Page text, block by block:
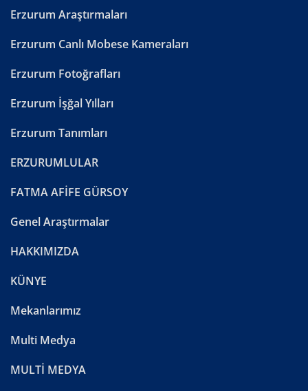
Erzurum Araştırmaları
Erzurum Canlı Mobese Kameraları
Erzurum Fotoğrafları
Erzurum İşğal Yılları
Erzurum Tanımları
ERZURUMLULAR
FATMA AFİFE GÜRSOY
Genel Araştırmalar
HAKKIMIZDA
KÜNYE
Mekanlarımız
Multi Medya
MULTİ MEDYA